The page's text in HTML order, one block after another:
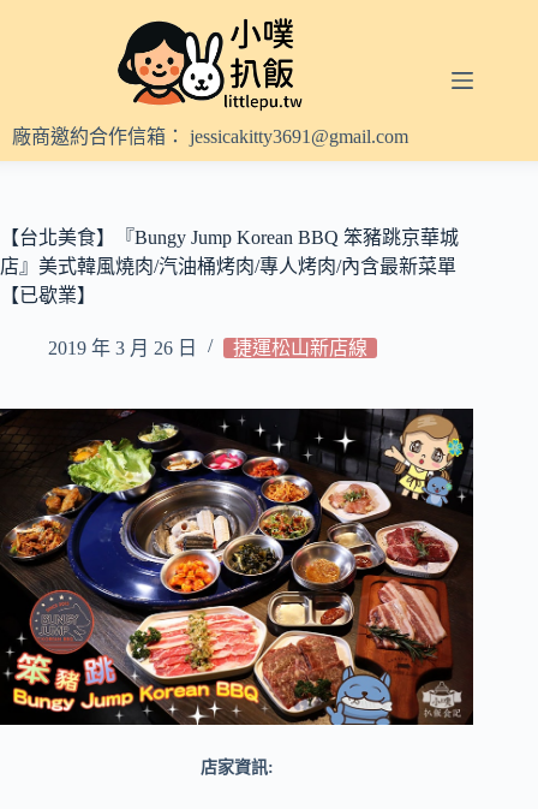
內
容
廠商邀約合作信箱： jessicakitty3691@gmail.com
【台北美食】『Bungy Jump Korean BBQ 笨豬跳京華城
店』美式韓風燒肉/汽油桶烤肉/專人烤肉/內含最新菜單
【已歇業】
2019 年 3 月 26 日 捷運松山新店線
店家資訊: